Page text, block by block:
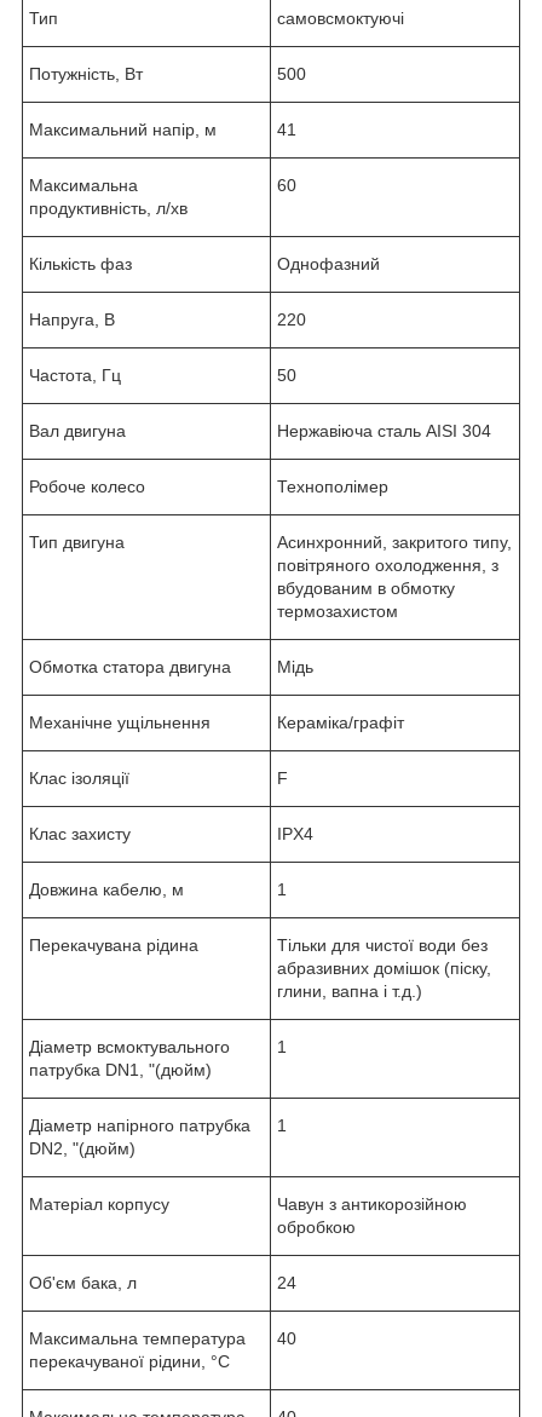
Тип самовсмоктуючі
Потужність, Вт 500
Максимальний напір, м 41
Максимальна
продуктивність, л/хв
60
Кількість фаз Однофазний
Напруга, В 220
Частота, Гц 50
Вал двигуна Нержавіюча сталь AISI 304
Робоче колесо Технополімер
Тип двигуна
Асинхронний, закритого типу,
повітряного охолодження, з
вбудованим в обмотку
термозахистом
Обмотка статора двигуна Мідь
Механічне ущільнення Кераміка/графіт
Клас ізоляції F
Клас захисту IPX4
Довжина кабелю, м 1
Перекачувана рідина
Тільки для чистої води без
абразивних домішок (піску,
глини, вапна і т.д.)
Діаметр всмоктувального
патрубка DN1, "(дюйм)
1
Діаметр напірного патрубка
DN2, "(дюйм)
1
Матеріал корпусу
Чавун з антикорозійною
обробкою
Об'єм бака, л 24
Максимальна температура
перекачуваної рідини, °C
40